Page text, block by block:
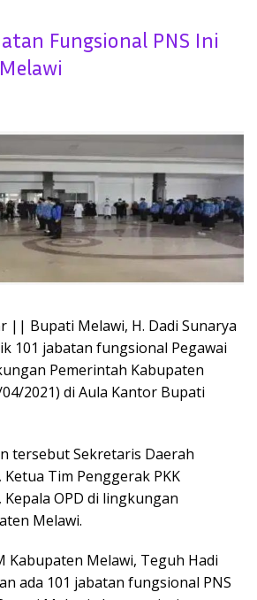
Fungsional PNS Ini
|| Bupati Melawi, H. Dadi Sunarya
101 jabatan fungsional Pegawai
Pemerintah Kabupaten
2021) di Aula Kantor Bupati
tersebut Sekretaris Daerah
Tim Penggerak PKK
OPD di lingkungan
Melawi.
Kabupaten Melawi, Teguh Hadi
ada 101 jabatan fungsional PNS